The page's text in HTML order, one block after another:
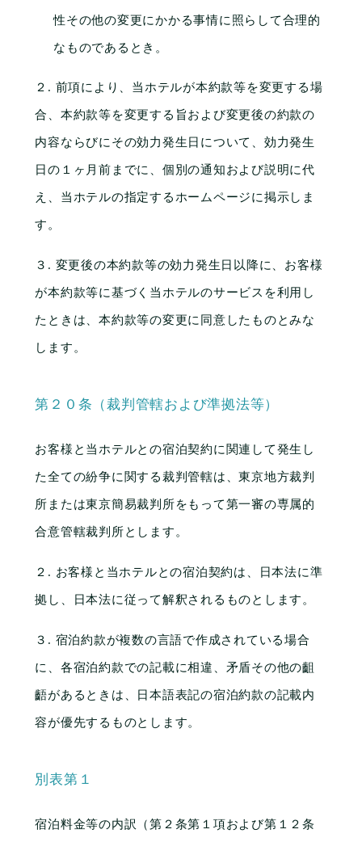
性その他の変更にかかる事情に照らして合理的
なものであるとき。
２. 前項により、当ホテルが本約款等を変更する場
合、本約款等を変更する旨および変更後の約款の
内容ならびにその効力発生日について、効力発生
日の１ヶ月前までに、個別の通知および説明に代
え、当ホテルの指定するホームページに掲示しま
す。
３. 変更後の本約款等の効力発生日以降に、お客様
が本約款等に基づく当ホテルのサービスを利用し
たときは、本約款等の変更に同意したものとみな
します。
第２０条（裁判管轄および準拠法等）
お客様と当ホテルとの宿泊契約に関連して発生し
た全ての紛争に関する裁判管轄は、東京地方裁判
所または東京簡易裁判所をもって第一審の専属的
合意管轄裁判所とします。
２. お客様と当ホテルとの宿泊契約は、日本法に準
拠し、日本法に従って解釈されるものとします。
３. 宿泊約款が複数の言語で作成されている場合
に、各宿泊約款での記載に相違、矛盾その他の齟
齬があるときは、日本語表記の宿泊約款の記載内
容が優先するものとします。
別表第１
宿泊料金等の内訳（第２条第１項および第１２条